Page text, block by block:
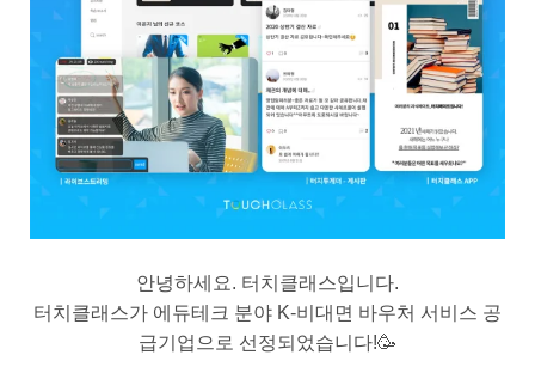
안녕하세요. 터치클래스입니다.
터치클래스가 에듀테크 분야 K-비대면 바우처 서비스 공
급기업으로 선정되었습니다!🥳